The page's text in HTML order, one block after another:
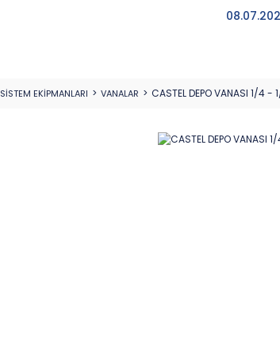
SİSTEM EKİPMANLARI VANALAR CASTEL DEPO VANASI 1/4 -